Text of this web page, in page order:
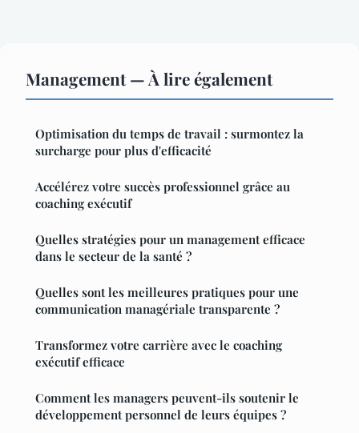
Management — À lire également
Optimisation du temps de travail : surmontez la
surcharge pour plus d'efficacité
Accélérez votre succès professionnel grâce au
coaching exécutif
Quelles stratégies pour un management efficace
dans le secteur de la santé ?
Quelles sont les meilleures pratiques pour une
communication managériale transparente ?
Transformez votre carrière avec le coaching
exécutif efficace
Comment les managers peuvent-ils soutenir le
développement personnel de leurs équipes ?